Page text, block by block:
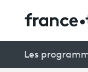
Les